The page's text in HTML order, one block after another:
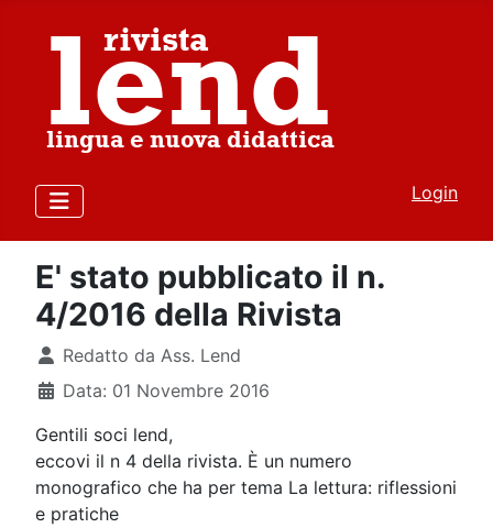
Login
E' stato pubblicato il n.
4/2016 della Rivista
Dettagli
Redatto da Ass. Lend
Data: 01 Novembre 2016
Gentili soci lend,
eccovi il n 4 della rivista. È un numero
monografico che ha per tema La lettura: riflessioni
e pratiche